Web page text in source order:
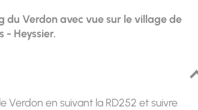
du Verdon avec vue sur le village de
- Heyssier.
Verdon en suivant la RD252 et suivre